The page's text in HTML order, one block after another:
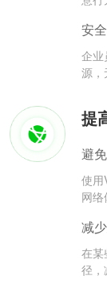
安
企业
源，
提
避
使用
网络
减
在某
径，